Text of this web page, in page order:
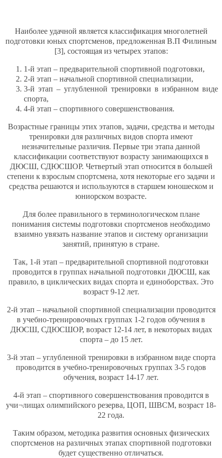
Наиболее удачной является классификация многолетней
подготовки юных спортсменов, предложенная В.П Филиным
[3], состоящая из четырех этапов:
1-й этап – предварительной спортивной подготовки,
2-й этап – начальной спортивной специализации,
3-й этап – углубленной тренировки в избранном виде
спорта,
4-й этап – спортивного совершенствования.
Возрастные границы этих этапов, задачи, средства и методы
тренировки для различных видов спорта имеют
незначительные различия. Первые три этапа данной
классификации соответствуют возрасту занимающихся в
ДЮСШ, СДЮСШОР. Четвертый этап относится в большей
степени к взрослым спортсмена, хотя некоторые его задачи и
средства решаются и используются в старшем юношеском и
юниорском возрасте.
Для более правильного в терминологическом плане
понимания системы подготовки спортсменов необходимо
взаимно увязать название этапов и систему организации
занятий, принятую в стране.
Так, 1-й этап – предварительной спортивной подготовки
проводится в группах начальной подготовки ДЮСШ, как
правило, в циклических видах спорта и единоборствах. Это
возраст 9-12 лет.
2-й этап – начальной спортивной специализации проводится
в учебно-тренировочных группах 1-2 годов обучения в
ДЮСШ, СДЮСШОР, возраст 12-14 лет, в некоторых видах
спорта – до 15 лет.
3-й этап – углубленной тренировки в избранном виде спорта
проводится в учебно-тренировочных группах 3-5 годов
обучения, возраст 14-17 лет.
4-й этап – спортивного совершенствования проводится в
учи¬лищах олимпийского резерва, ЦОП, ШВСМ, возраст 18-
22 года.
Таким образом, методика развития основных физических
спортсменов на различных этапах спортивной подготовки
будет существенно отличаться.